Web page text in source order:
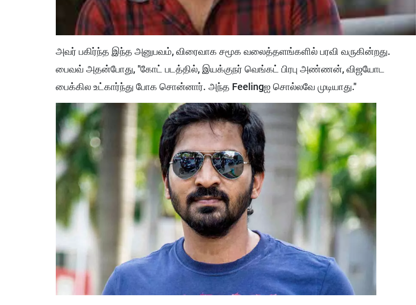
அவர் பகிர்ந்த இந்த அனுபவம், விரைவாக சமூக வலைத்தளங்களில் பரவி வருகின்றது.
பைவவ் அதன்போது, "கோட் படத்தில், இயக்குநர் வெங்கட் பிரபு அண்ணன், விஜயோட
பைக்கில உட்கார்ந்து போக சொன்னார். அந்த Feelingஐ சொல்லவே முடியாது."